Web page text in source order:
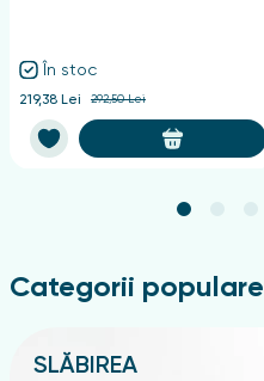
În stoc
219,38 Lei 292,50 Lei
Categorii populare
SLĂBIREA